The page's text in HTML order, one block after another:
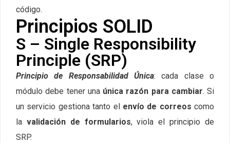
código.
Principios SOLID
S – Single Responsibility
Principle (SRP)
Principio de Responsabilidad Única: cada clase o
módulo debe tener una única razón para cambiar. Si
un servicio gestiona tanto el envío de correos como
la validación de formularios, viola el principio de
SRP.